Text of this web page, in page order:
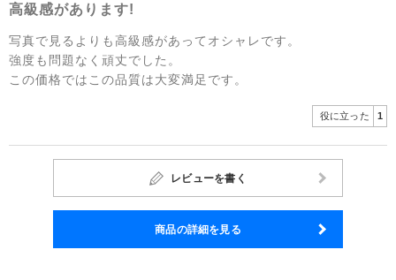
高級感があります!
写真で見るよりも高級感があってオシャレです。
強度も問題なく頑丈でした。
この価格ではこの品質は大変満足です。
役に立った 1
レビューを書く
商品の詳細を見る